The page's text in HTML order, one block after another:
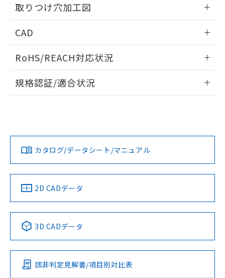
取りつけ穴加工図
CAD
ドすることができます。
ログイン/会員登録
ダウンロードデータをご利用いただく前に、以下を必ずお読
みください。
ソフトウェアの使用条件
RoHS/REACH対応状況
EU RoHS 注意事項・凡例
対応済み
中国 RoHS 注意事項・凡例
Pb Hg Cd Cr(VI)
O
規格認証/適合状況
カタログ/データシート/マニュアル
2D CADデータ
3D CADデータ
該非判定見解書/項目別対比表
物質の対応では、対応完了までの期間は出
荷製品に未対応品が混在することから備考
していることから、特段のことがない限
り、2022年1月12日より割愛しておりま
す。